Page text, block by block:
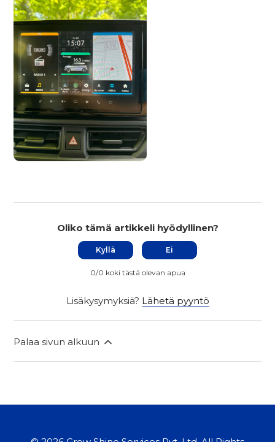
Oliko tämä artikkeli hyödyllinen?
Kyllä Ei
0/0 koki tästä olevan apua
Lisäkysymyksiä? Lähetä pyyntö
Palaa sivun alkuun